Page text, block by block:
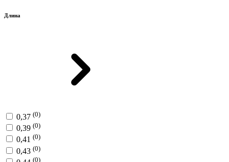
Длина
0,37 (0)
0,39 (0)
0,41 (0)
0,43 (0)
(0)